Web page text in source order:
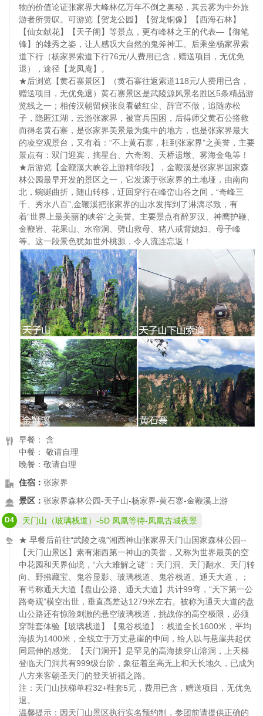
物的价值论证张家界大峰林亿万年不倒之奥秘，其云雾为中外旅
游者所赞叹。可游览【贺龙公园】【贺龙铜像】【西海石林】
【仙女献花】【天子阁】等景点，更有峰林之王的代表—【御笔
锋】的雄秀之姿，让人感叹大自然的鬼斧神工。后乘坐杨家界索
道下行（杨家界索道下行76元/人费用已含，赠送项目，无优免
退），途径【龙凤庵】。
★后浏览【黄石寨景区】（黄石寨往返索道118元/人费用已含，
赠送项目，无优免退）黄石寨景区是武陵源风景名胜区5条精品游
览线之一；相传汉朝留候张良看破红尘、辞官不做，追随赤松
子，隐匿江湖，云游张家界，被官兵围困，后得师父黄石公搭救
而得名黄石寨，是张家界美景最为集中的地方，也是张家界最大
的凌空观景台，又有着：“不上黄石寨，枉到张家界”之美誉，主要
景点有：双门迎宾，摘星台、六奇阁、天桥遗墩、雾海金龟等！
★后游览【金鞭溪大峡谷上游精华段】，金鞭溪是张家界国家森
林公园最早开发的景区之一，它发源于张家界的土地垭，由南向
北，蜿蜒曲折，随山转移，迂回穿行在峰峦山谷之间，“奇峰三
千、秀水八百”,金鞭溪把张家界的山水发挥到了淋漓尽致，有
着“世界上最美丽的峡谷”之美誉。主要景点有醉罗汉、神鹰护鞭、
金鞭岩、花果山、水帘洞、劈山救母、猪八戒背媳妇、母子峰
等。这一段景色犹如世外桃源，令人流连忘返！
早餐： 含
中餐： 敬请自理
晚餐：敬请自理
住宿： 张家界
景区： 张家界森林公园-天子山-杨家界-黄石寨-金鞭溪上游
D4 天门山（玻璃栈道）-5D 凤凰等待-凤凰古城夜景
★ 早餐后前往“武陵之魂”湘西神山张家界天门山国家森林公园--
【天门山景区】素有湘西第一神山的美誉，又称为世界最美的空
中花园和天界仙境，“六大难解之谜”：天门洞、天门翻水、天门转
向、野拂藏宝、鬼谷显影、玻璃栈道、鬼谷栈道、通天大道，；
有号称通天大道【盘山公路、通天大道】共计99弯，“天下第一公
路奇观”横空出世，垂直高差达1279米左右。被称为通天大道的盘
山公路还有惊险刺激的悬空玻璃栈道，挑战你的高空极限，必须
穿鞋套体验【玻璃栈道】【鬼谷栈道】：栈道全长1600米，平均
海拔为1400米，全线立于万丈悬崖的中间，给人以与悬崖共起伏
同屈伸的感觉。【天门洞开】是罕见的高海拔穿山溶洞，上天梯
登临天门洞共有999级台阶，象征着至高无上和天长地久，已成为
八方来客朝圣天门的登天祈福之路。
注：天门山扶梯单程32+鞋套5元，费用已含，赠送项目，无优免
退。
温馨提示：因天门山景区执行实名预约制，参团前请提供正确的